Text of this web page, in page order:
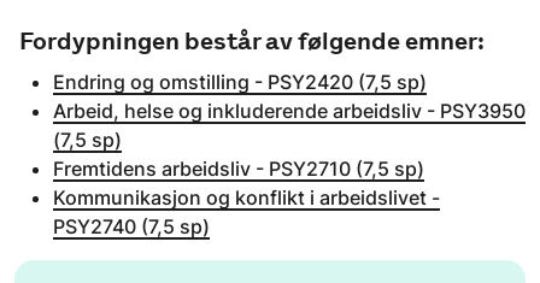
Fordypningen består av følgende emner:
Endring og omstilling - PSY2420 (7,5 sp)
Arbeid, helse og inkluderende arbeidsliv - PSY3950
(7,5 sp)
Fremtidens arbeidsliv - PSY2710 (7,5 sp)
Kommunikasjon og konflikt i arbeidslivet -
PSY2740 (7,5 sp)